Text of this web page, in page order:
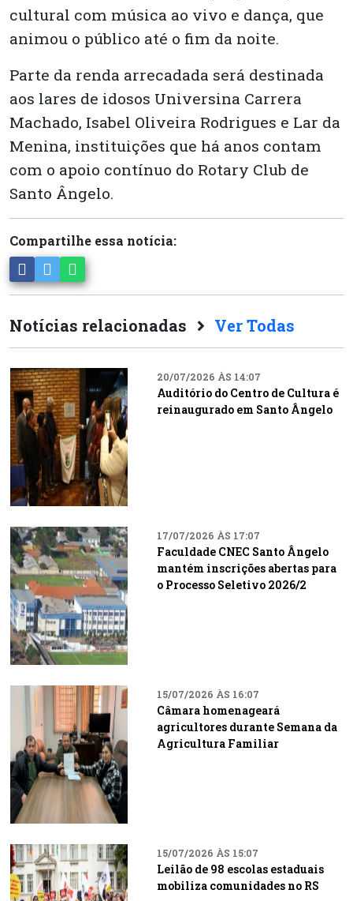
cultural com música ao vivo e dança, que
animou o público até o fim da noite.
Parte da renda arrecadada será destinada
aos lares de idosos Universina Carrera
Machado, Isabel Oliveira Rodrigues e Lar da
Menina, instituições que há anos contam
com o apoio contínuo do Rotary Club de
Santo Ângelo.
Compartilhe essa notícia:
Notícias relacionadas Ver Todas
20/07/2026 ÀS 14:07
Auditório do Centro de Cultura é
reinaugurado em Santo Ângelo
17/07/2026 ÀS 17:07
Faculdade CNEC Santo Ângelo
mantém inscrições abertas para
o Processo Seletivo 2026/2
15/07/2026 ÀS 16:07
Câmara homenageará
agricultores durante Semana da
Agricultura Familiar
15/07/2026 ÀS 15:07
Leilão de 98 escolas estaduais
mobiliza comunidades no RS